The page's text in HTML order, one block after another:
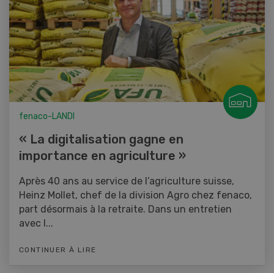
fenaco-LANDI
« La digitalisation gagne en
importance en agriculture »
Après 40 ans au service de l’agriculture suisse,
Heinz Mollet, chef de la division Agro chez fenaco,
part désormais à la retraite. Dans un entretien
avec l...
CONTINUER À LIRE